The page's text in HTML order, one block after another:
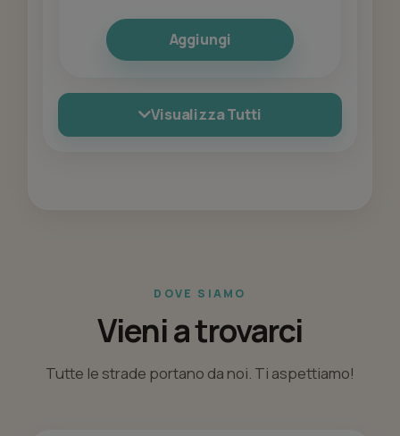
Aggiungi
Visualizza Tutti
DOVE SIAMO
Vieni a trovarci
Tutte le strade portano da noi. Ti aspettiamo!